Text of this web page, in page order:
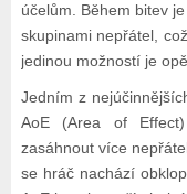
účelům. Během bitev
skupinami nepřátel,
jedinou možností je
Jedním z
AoE (Area of
zasáhnout více
se hráč nachází